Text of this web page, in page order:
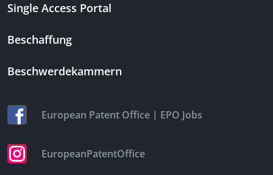
Single Access Portal
Beschaffung
Beschwerdekammern
European Patent Office | EPO Jobs
EuropeanPatentOffice